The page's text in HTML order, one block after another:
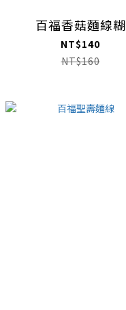
百福香菇麵線糊
NT$140
NT$160